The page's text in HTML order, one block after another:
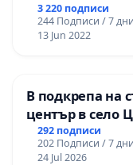
3 220 подписи
244 Подписи / 7 дни
13 Jun 2022
В подкрепа на
център в село
292 подписи
202 Подписи / 7 дни
24 Jul 2026